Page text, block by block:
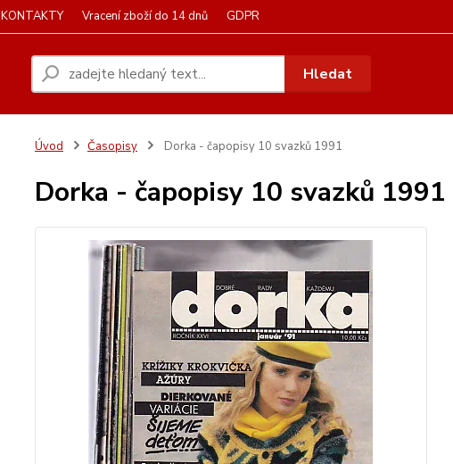
KONTAKTY Vracení zboží do 14 dnů GDPR
Hledat
Úvod Časopisy Dorka - čapopisy 10 svazků 1991
Dorka - čapopisy 10 svazků 1991